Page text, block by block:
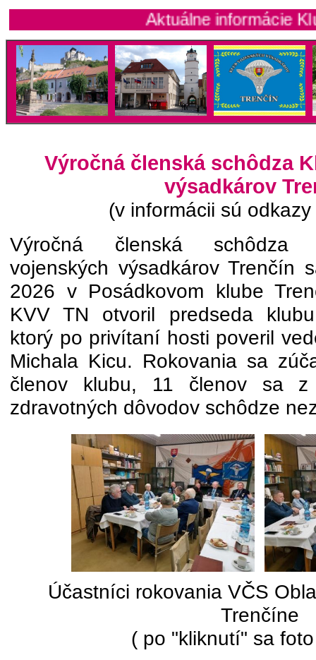
Aktuálne informácie Klubu
Výročná členská schôdza
výsadkárov
(v informácii sú
Výročná členská schôdza
vojenských výsadkárov Trenčín
2026 v Posádkovom klube
KVV TN otvoril predseda
ktorý po privítaní hosti poveril
Michala Kicu. Rokovania sa
členov klubu, 11 členov sa z
zdravotných dôvodov schôdze
Účastníci rokovania VČS
Trenčíne
( po "kliknutí" sa